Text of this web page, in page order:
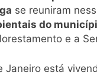
se reuniram
do
e a
Janeiro está